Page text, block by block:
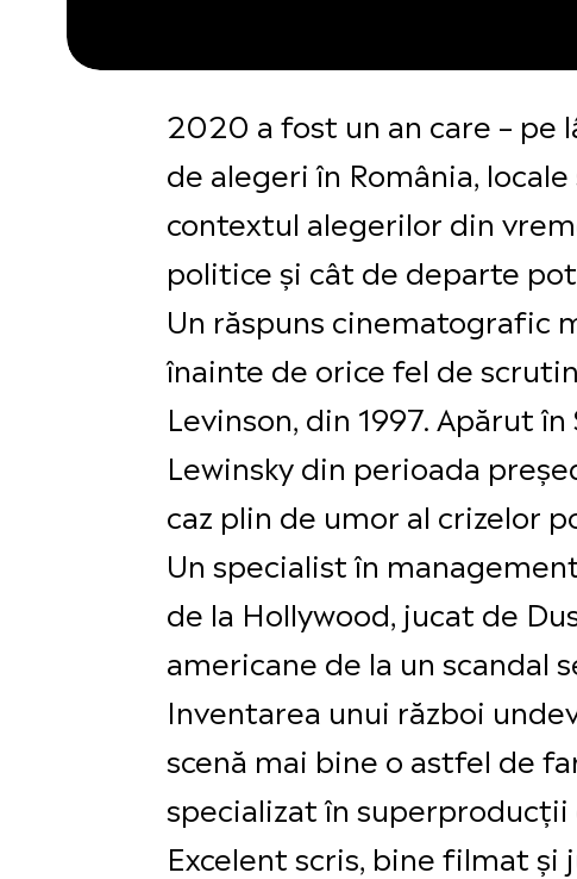
2020 a fost un an care – pe
de alegeri în România,
contextul alegerilor din
politice și cât de departe
Un răspuns cinematografic
înainte de orice fel de
Levinson, din 1997. Apărut
Lewinsky din perioada
caz plin de umor al crizelor
Un specialist în
de la Hollywood, jucat de
americane de la un scandal
Inventarea unui război
scenă mai bine o astfel de
specializat în
Excelent scris, bine filmat și